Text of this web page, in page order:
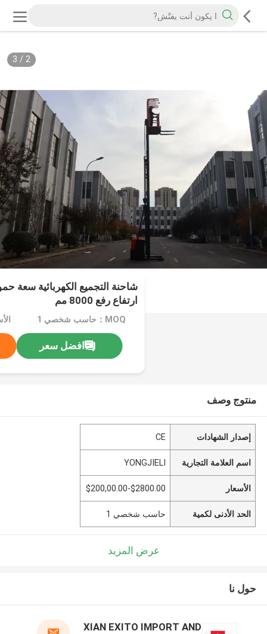
2
/
3
ارتفاع رفع 8000 مم
MOQ：حاسب شخصي 1
افضل سعر
منتوج وصف
إصدار الشهادات CE
اسم العلامة التجارية YONGJIELI
الأسعار $2800.00-$200,00.00
الحد الأدنى لكمية حاسب شخصي 1
عرض المزيد
حول نا
XIAN EXITO IMPORT AND